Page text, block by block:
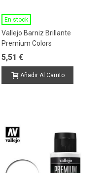
En stock
Vallejo Barniz Brillante
Premium Colors
5,51 €
Añadir Al Carrito